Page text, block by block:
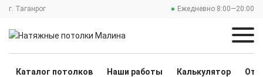
г. Таганрог Ежедневно 8:00—20:00
Каталог потолков Наши работы Калькулятор